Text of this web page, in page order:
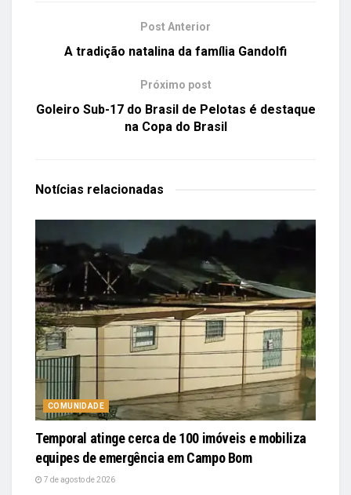
Post Anterior
A tradição natalina da família Gandolfi
Próximo post
Goleiro Sub-17 do Brasil de Pelotas é destaque
na Copa do Brasil
Notícias relacionadas
COMUNIDADE
Temporal atinge cerca de 100 imóveis e mobiliza
equipes de emergência em Campo Bom
7 de agosto de 2026